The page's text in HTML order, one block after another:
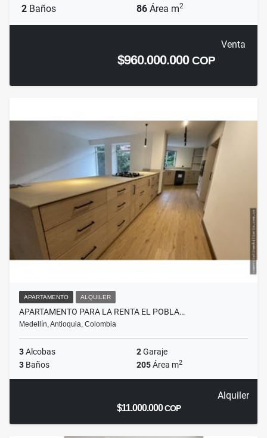
2 Baños 86 Área m2
Venta
$960.000.000COP
APARTAMENTO ALQUILER
APARTAMENTO PARA LA RENTA EL POBLA…
Medellín, Antioquia, Colombia
3Alcobas 2Garaje
3 Baños 205Área m2
Alquiler
$11.000.000COP